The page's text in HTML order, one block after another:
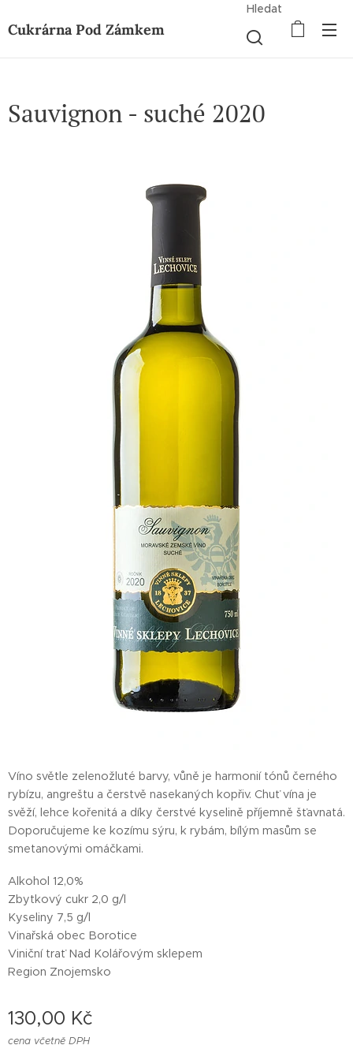
Cukrárna Pod Zámkem
Hledat
Sauvignon - suché 2020
Víno světle zelenožluté barvy, vůně je harmonií tónů černého
rybízu, angreštu a čerstvě nasekaných kopřiv. Chuť vína je
svěží, lehce kořenitá a díky čerstvé kyselině příjemně šťavnatá.
Doporučujeme ke kozímu sýru, k rybám, bílým masům se
smetanovými omáčkami.
Alkohol 12,0%
Zbytkový cukr 2,0 g/l
Kyseliny 7,5 g/l
Vinařská obec Borotice
Viniční trať Nad Kolářovým sklepem
Region Znojemsko
130,00 Kč
cena včetně DPH